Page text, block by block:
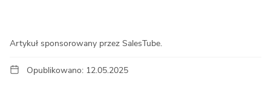
Artykuł sponsorowany przez SalesTube.
Opublikowano: 12.05.2025